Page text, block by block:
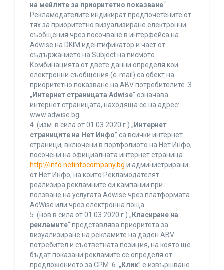
на мейлите за приоритетно показване“ -
Рекламодателите индикират предпочетените от
тях за приоритетно визуализиране електронни
съобщения чрез посочване в интерфейса на
Adwise на DKIM идентификатор и част от
съдържанието на Subject на писмото.
Комбинацията от двете данни определя кои
електронни съобщения (e-mail) са обект на
приоритетно показване на ABV потребителите. 3.
„ Интернет страницата Adwise” означава
интернет страницата, находяща се на адрес:
www.adwise.bg.
4. (изм. в сила от 01.03.2020 г.) „ Интернет
страниците на Нет Инфо” са всички интернет
страници, включени в портфолиото на Нет Инфо,
посочени на официалната интернет страница
http://info.netinfocompany.bg и администрирани
от Нет Инфо, на които Рекламодателят
реализира рекламните си кампании при
ползване на услугата Adwise чрез платформата
AdWise или чрез електронна поща.
5. (нов в сила от 01.03.2020 г.) „ Класиране на
рекламите“ представлява приоритета за
визуализиране на рекламите на даден ABV
потребител и съответната позиция, на която ще
бъдат показани рекламите се определя от
предложението за CPM. 6. „ Клик” е извършване